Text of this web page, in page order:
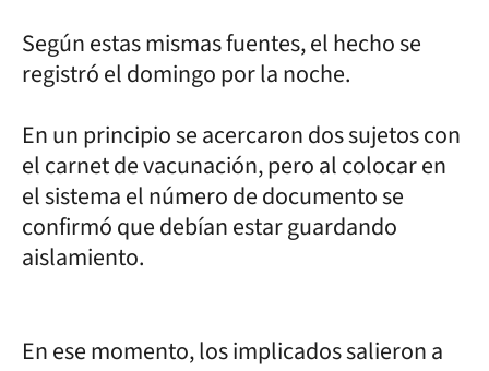
Según estas mismas fuentes, el hecho se
registró el domingo por la noche.
En un principio se acercaron dos sujetos con
el carnet de vacunación, pero al colocar en
el sistema el número de documento se
confirmó que debían estar guardando
aislamiento.
En ese momento, los implicados salieron a